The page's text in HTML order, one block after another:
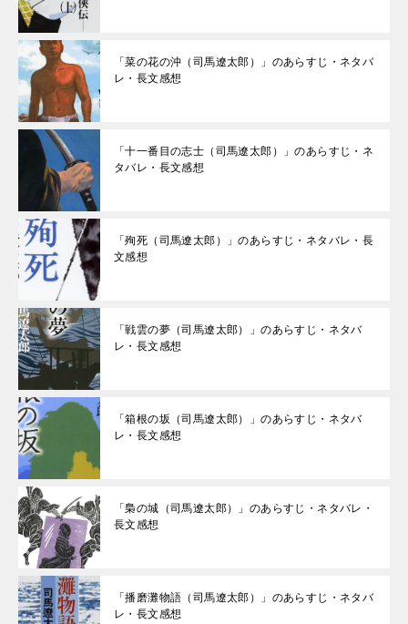
「菜の花の沖（司馬遼太郎）」のあらすじ・ネタバ
レ・長文感想
「十一番目の志士（司馬遼太郎）」のあらすじ・ネ
タバレ・長文感想
「殉死（司馬遼太郎）」のあらすじ・ネタバレ・長
文感想
「戦雲の夢（司馬遼太郎）」のあらすじ・ネタバ
レ・長文感想
「箱根の坂（司馬遼太郎）」のあらすじ・ネタバ
レ・長文感想
「梟の城（司馬遼太郎）」のあらすじ・ネタバレ・
長文感想
「播磨灘物語（司馬遼太郎）」のあらすじ・ネタバ
レ・長文感想